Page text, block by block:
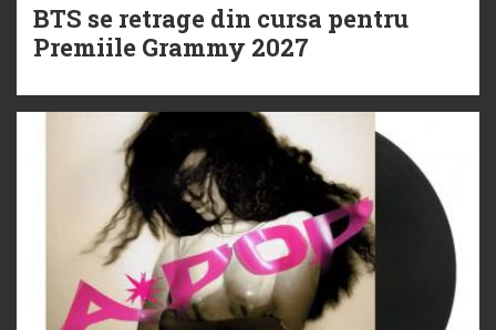
BTS se retrage din cursa pentru
Premiile Grammy 2027